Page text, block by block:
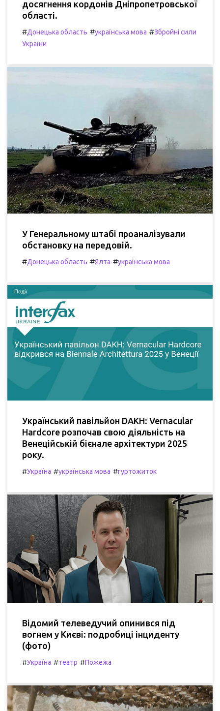
досягнення кордонів Дніпропетровської
області.
#Донецька область #українська мова #Збройні сили
України
У Генеральному штабі проаналізували
обстановку на передовій.
#Донецька область #Ялта #українська мова
Український павільйон DAKH: Vernacular
Hardcore розпочав свою діяльність на
Венеційській бієнале архітектури 2025
року.
#Україна #українська мова #гуртожиток
Відомий телеведучий опинився під
вогнем у Києві: подробиці інциденту
(фото)
#Україна #театр #Пожежа